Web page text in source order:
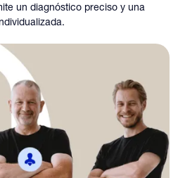
un diagnóstico preciso y una